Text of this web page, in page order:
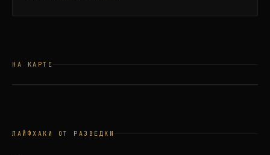
НА КАРТЕ
ЛАЙФХАКИ ОТ РАЗВЕДКИ